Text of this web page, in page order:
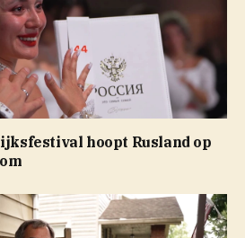
hoopt Rusland op